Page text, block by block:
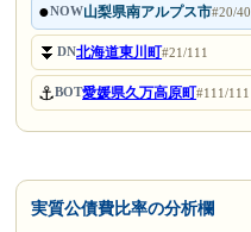
●NOW山梨県南アルプス市#20/40
⏬DN北海道東川町#21/111
⚓BOT愛媛県久万高原町#111/111
実質公債費比率の分析欄